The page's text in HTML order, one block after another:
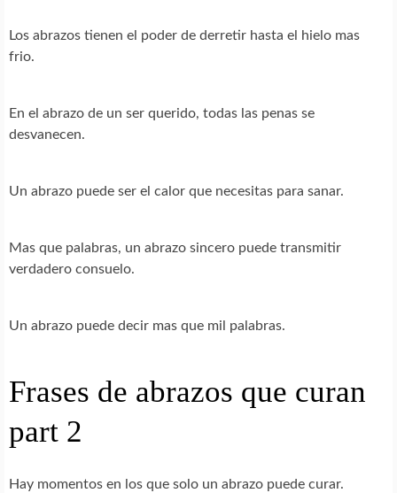
Los abrazos tienen el poder de derretir hasta el hielo mas
frio.
En el abrazo de un ser querido, todas las penas se
desvanecen.
Un abrazo puede ser el calor que necesitas para sanar.
Mas que palabras, un abrazo sincero puede transmitir
verdadero consuelo.
Un abrazo puede decir mas que mil palabras.
Frases de abrazos que curan
part 2
Hay momentos en los que solo un abrazo puede curar.